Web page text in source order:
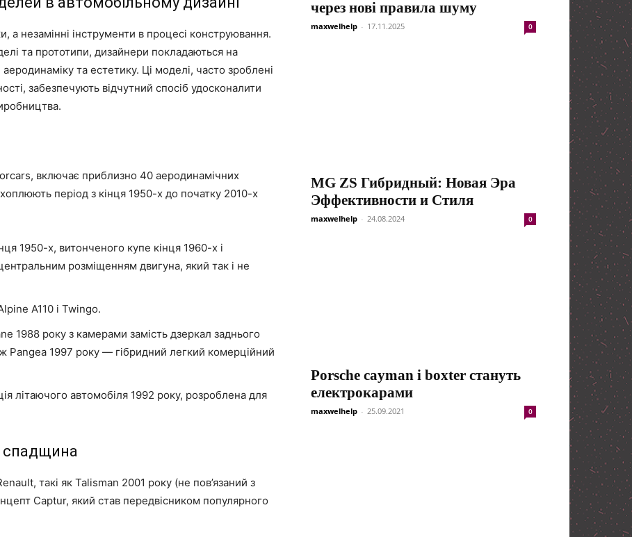
а незамінні інструменти в процесі конструювання.
та прототипи, дизайнери покладаються на
та естетику. Ці моделі, часто зроблені
забезпечують відчутний спосіб удосконалити
включає приблизно 40 аеродинамічних
період з кінця 1950-х до початку 2010-х
1950-х, витонченого купе кінця 1960-х і
розміщенням двигуна, який так і не
A110 і Twingo.
1988 року з камерами замість дзеркал заднього
Pangea 1997 року — гібридний легкий комерційний
літаючого автомобіля 1992 року, розроблена для
спадщина
такі як Talisman 2001 року (не пов’язаний з
Captur, який став передвісником популярного
через нові правила шуму
maxwelhelp - 17.11.2025 0
MG ZS Гибридный: Новая Эра
Эффективности и Стиля
maxwelhelp - 24.08.2024 0
Porsche cayman і boxter стануть
електрокарами
maxwelhelp - 25.09.2021 0